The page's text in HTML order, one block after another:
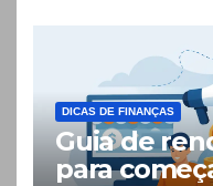
DICAS DE FINANÇAS
Guia de
para